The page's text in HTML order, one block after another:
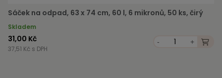
Sáček na odpad, 63 x 74 cm, 60 l, 6 mikronů, 50 ks, čirý
Skladem
31,00 Kč
37,51 Kč s DPH
- +